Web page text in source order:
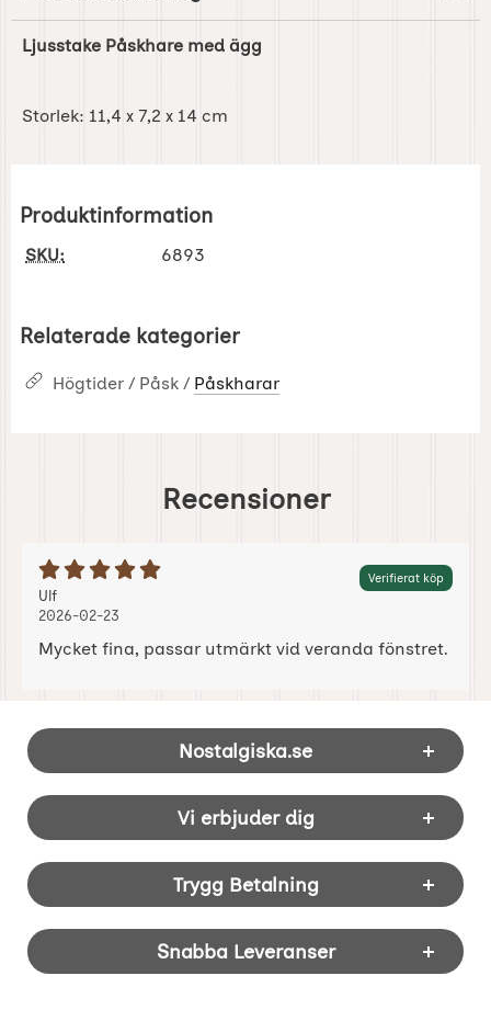
Ljusstake Påskhare med ägg
Storlek: 11,4 x 7,2 x 14 cm
Produktinformation
SKU: 6893
Relaterade kategorier
Högtider / Påsk / Påskharar
Recensioner
Betyg: 5 Stjärnor av 5 Verifierat köp
Recension av:
Ulf, 2026-02-23
, 2026-02-23
2026-02-23
Mycket fina, passar utmärkt vid veranda fönstret.
Sidfot Blandad info och länkar
Nostalgiska.se
Vi erbjuder dig
Trygg Betalning
Snabba Leveranser